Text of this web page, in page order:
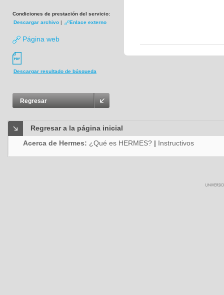
Condiciones de prestación del servicio:
Descargar archivo | Enlace externo
Página web
Descargar resultado de búsqueda
Regresar
Regresar a la página inicial
Acerca de Hermes: ¿Qué es HERMES? | Instructivos